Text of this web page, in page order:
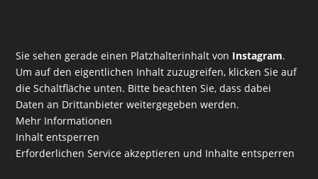
Sie sehen gerade einen Platzhalterinhalt von Instagram.
Um auf den eigentlichen Inhalt zuzugreifen, klicken Sie auf
die Schaltfläche unten. Bitte beachten Sie, dass dabei
Daten an Drittanbieter weitergegeben werden.
Mehr Informationen
Inhalt entsperren
Erforderlichen Service akzeptieren und Inhalte entsperren